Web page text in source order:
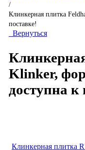
/
Клинкерная плитка
поставке!
Вернуться
Klinker,
доступна к
Клинкерная плитка